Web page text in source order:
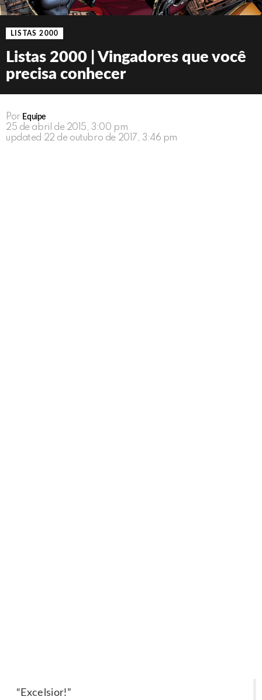
LISTAS 2000
Listas 2000 | Vingadores que você
precisa conhecer
Por Equipe
25 de abril de 2015, 3:00 pm
updated 22 de outubro de 2017, 3:46 pm
“Excelsior!”